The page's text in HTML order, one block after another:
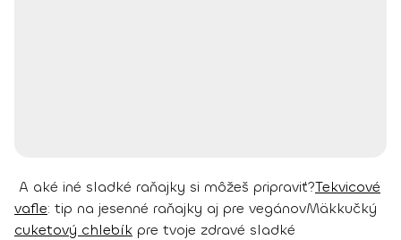
A aké iné sladké raňajky si môžeš pripraviť?Tekvicové
vafle: tip na jesenné raňajky aj pre vegánovMäkkučký
cuketový chlebík pre tvoje zdravé sladké